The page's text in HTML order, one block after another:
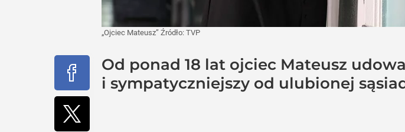
„Ojciec Mateusz” Źródło: TVP
Od ponad 18 lat ojciec Mateusz
i sympatyczniejszy od ulubionej